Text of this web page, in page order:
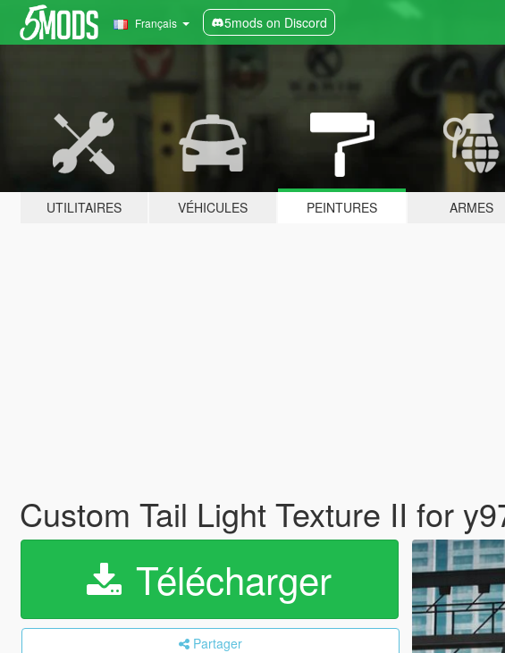
Français 5mods on Discord
UTILITAIRES VÉHICULES PEINTURES ARMES
Custom Tail Light Texture II for
Télécharger
Partager